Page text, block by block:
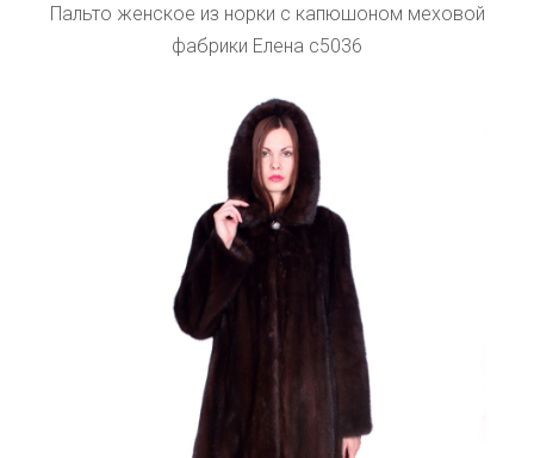
Пальто женское из норки с капюшоном меховой
фабрики Елена с5036